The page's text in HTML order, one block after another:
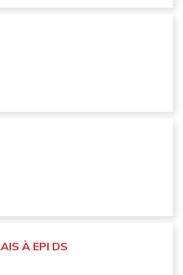
À EPI DS